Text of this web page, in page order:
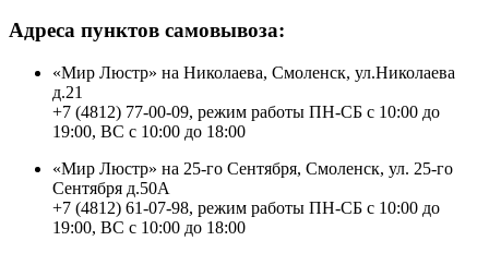
Адреса пунктов самовывоза:
«Мир Люстр» на Николаева, Смоленск, ул.Николаева
д.21
+7 (4812) 77-00-09, режим работы ПН-СБ с 10:00 до
19:00, ВС с 10:00 до 18:00
«Мир Люстр» на 25-го Сентября, Смоленск, ул. 25-го
Сентября д.50А
+7 (4812) 61-07-98, режим работы ПН-СБ с 10:00 до
19:00, ВС с 10:00 до 18:00